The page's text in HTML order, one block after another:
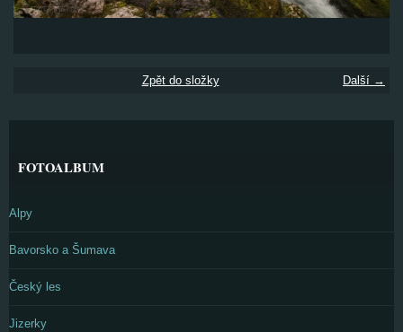
Další →
Zpět do složky
FOTOALBUM
Alpy
Bavorsko a Šumava
Český les
Jizerky